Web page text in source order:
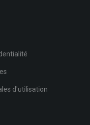
d'utilisation